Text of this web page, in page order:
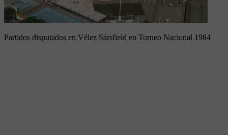
Partidos disputados en Vélez Sársfield en Torneo Nacional 1984